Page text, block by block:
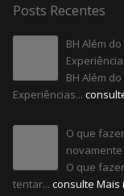
Posts Recentes
BH Além
BH Além
Experiências...
O que
O que
tentar... consulte Mais